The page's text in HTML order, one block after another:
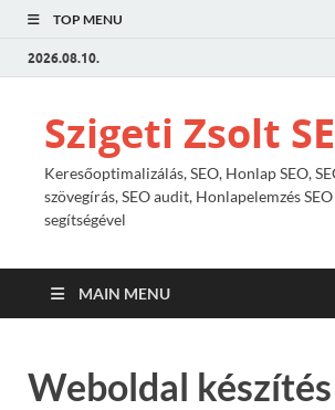
TOP MENU
2026.08.10.
Szigeti Zsolt
Keresőoptimalizálás, SEO, Honlap SEO,
szövegírás, SEO audit, Honlapelemzés
segítségével
MAIN MENU
Weboldal